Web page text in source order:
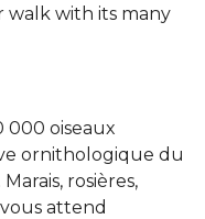
walk with its many
000 oiseaux
ornithologique du
rosières,
attend